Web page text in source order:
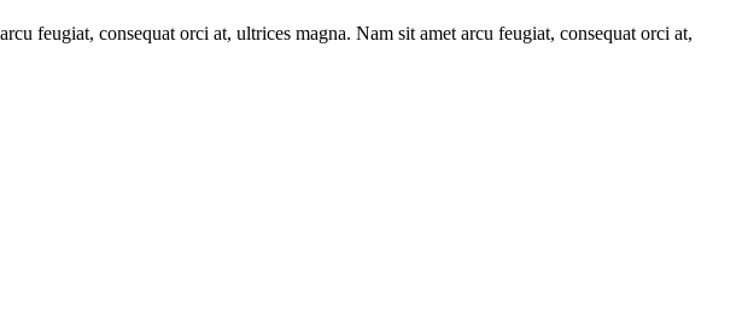
feugiat, consequat orci at, ultrices magna. Nam sit amet arcu feugiat, consequat orci at,